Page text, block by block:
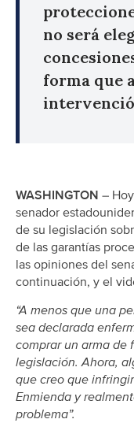
no será
forma que
WASHINGTON –
senador
de su legislación
de las garantías
las opiniones del
continuación, y el
“A menos que una
sea declarada
comprar un arma de
legislación. Ahora,
que creo que
Enmienda y
problema”.